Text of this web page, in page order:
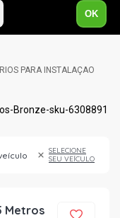
OK
PARA INSTALAÇÃO
SELECIONE
SEU VEÍCULO
Metros